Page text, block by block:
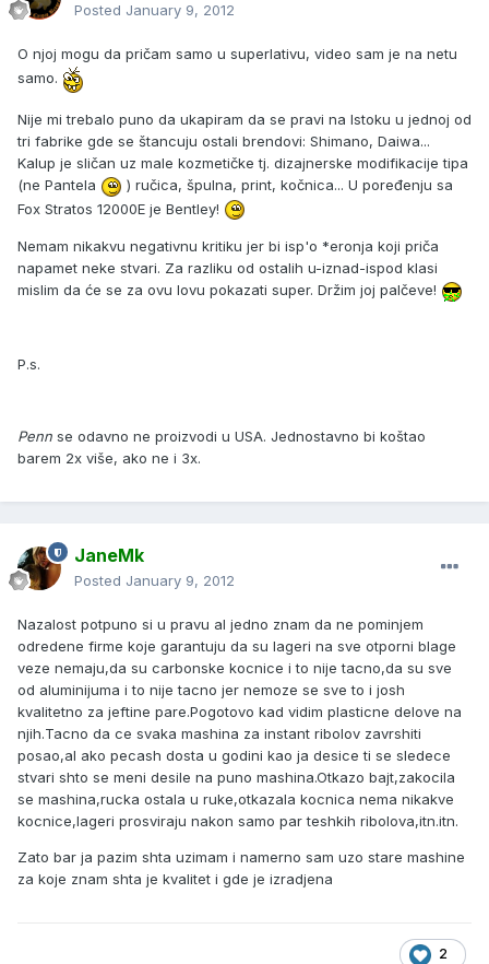
Posted January 9, 2012
O njoj mogu da pričam samo u superlativu, video sam je na netu
samo.
Nije mi trebalo puno da ukapiram da se pravi na Istoku u jednoj od
tri fabrike gde se štancuju ostali brendovi: Shimano, Daiwa...
Kalup je sličan uz male kozmetičke tj. dizajnerske modifikacije tipa
(ne Pantela
) ručica, špulna, print, kočnica... U poređenju sa
Fox Stratos 12000E je Bentley!
Nemam nikakvu negativnu kritiku jer bi isp'o *eronja koji priča
napamet neke stvari. Za razliku od ostalih u-iznad-ispod klasi
mislim da će se za ovu lovu pokazati super. Držim joj palčeve!
P.s.
Penn se odavno ne proizvodi u USA. Jednostavno bi koštao
barem 2x više, ako ne i 3x.
JaneMk
Posted January 9, 2012
Nazalost potpuno si u pravu al jedno znam da ne pominjem
odredene firme koje garantuju da su lageri na sve otporni blage
veze nemaju,da su carbonske kocnice i to nije tacno,da su sve
od aluminijuma i to nije tacno jer nemoze se sve to i josh
kvalitetno za jeftine pare.Pogotovo kad vidim plasticne delove na
njih.Tacno da ce svaka mashina za instant ribolov zavrshiti
posao,al ako pecash dosta u godini kao ja desice ti se sledece
stvari shto se meni desile na puno mashina.Otkazo bajt,zakocila
se mashina,rucka ostala u ruke,otkazala kocnica nema nikakve
kocnice,lageri prosviraju nakon samo par teshkih ribolova,itn.itn.
Zato bar ja pazim shta uzimam i namerno sam uzo stare mashine
za koje znam shta je kvalitet i gde je izradjena
2